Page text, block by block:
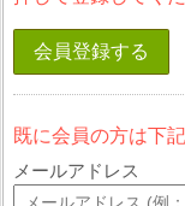
会員登録する
既に会員の方は下
メールアドレス